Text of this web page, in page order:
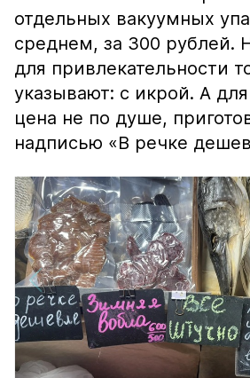
отдельных вакуумных
среднем, за 300 рублей.
для привлекательности
указывают: с икрой. А
цена не по душе,
надписью «В речке